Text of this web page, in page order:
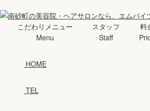
こだわりメニュー
Menu
スタッフ
Staff
料
HOME
TEL